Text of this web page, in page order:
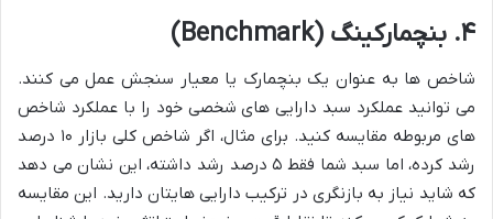
۴. بنچمارکینگ (Benchmark)
شاخص ها به عنوان یک بنچمارک یا معیار سنجش عمل می کنند.
می توانید عملکرد سبد دارایی های شخصی خود را با عملکرد شاخص
های مربوطه مقایسه کنید. برای مثال، اگر شاخص کلی بازار ۱۰ درصد
رشد کرده، اما سبد شما فقط ۵ درصد رشد داشته، این نشان می دهد
که شاید نیاز به بازنگری در ترکیب دارایی هایتان دارید. این مقایسه